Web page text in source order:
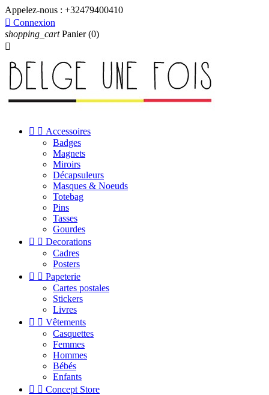
Appelez-nous : +32479400410
 Connexion
shopping_cart Panier (0)

  Accessoires
Badges
Magnets
Miroirs
Décapsuleurs
Masques & Noeuds
Totebag
Pins
Tasses
Gourdes
  Decorations
Cadres
Posters
  Papeterie
Cartes postales
Stickers
Livres
  Vêtements
Casquettes
Femmes
Hommes
Bébés
Enfants
  Concept Store